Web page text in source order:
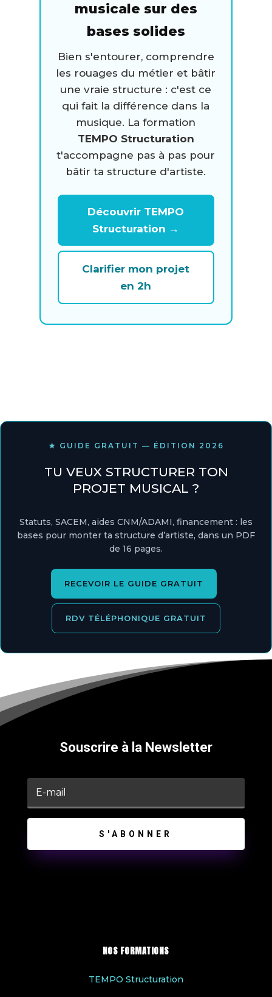
musicale sur des
bases solides
Bien s'entourer, comprendre
les rouages du métier et bâtir
une vraie structure : c'est ce
qui fait la différence dans la
musique. La formation
TEMPO Structuration
t'accompagne pas à pas pour
bâtir ta structure d'artiste.
Découvrir TEMPO
Structuration →
Clarifier mon projet
en 2h
★ GUIDE GRATUIT — ÉDITION 2026
TU VEUX STRUCTURER TON
PROJET MUSICAL ?
Statuts, SACEM, aides CNM/ADAMI, financement : les
bases pour monter ta structure d’artiste, dans un PDF
de 16 pages.
RECEVOIR LE GUIDE GRATUIT
RDV TÉLÉPHONIQUE GRATUIT
Souscrire à la Newsletter
S'ABONNER
NOS FORMATIONS
TEMPO Structuration